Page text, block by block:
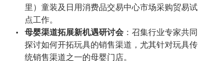
里）童装及日用消费品交易中心市场采购贸易试
点工作。
母婴渠道拓展新机遇研讨会 ：召集行业专家共同
探讨如何开拓玩具的销售渠道，尤其针对玩具传
统销售渠道之一的母婴门店。